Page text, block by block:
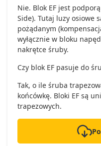
Nie. Blok EF jest
Side). Tutaj luzy osiowe
pożądanym
wyłącznie w bloku
nakrętce śruby.
Czy blok EF pasuje do
Tak, o ile śruba
końcówkę. Bloki EF są
trapezowych.